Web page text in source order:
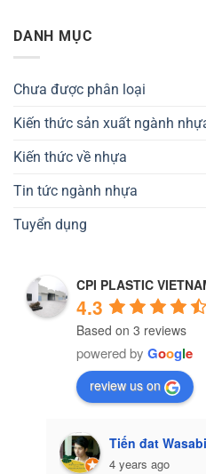
DANH MỤC
Chưa được phân loại
Kiến thức sản xuất ngành
Kiến thức về nhựa
Tin tức ngành nhựa
Tuyển dụng
CPI PLASTIC
4.3
Based on 3 reviews
powered by Google
review us on
Tiến đat
4 years ago